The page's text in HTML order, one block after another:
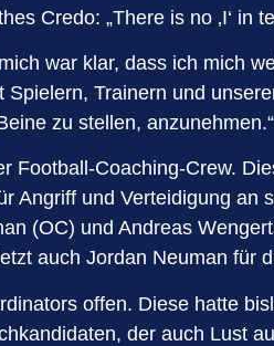
Credo: „There is no ‚I‘ in
war klar, dass ich mich
Trainern und
zu stellen, anzunehmen.“
Football-Coaching-Crew.
Angriff und Verteidigung an
(OC) und Andreas
auch Jordan Neuman für
offen. Diese hatte
der auch Lust